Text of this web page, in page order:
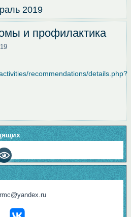
2019
и профилактика